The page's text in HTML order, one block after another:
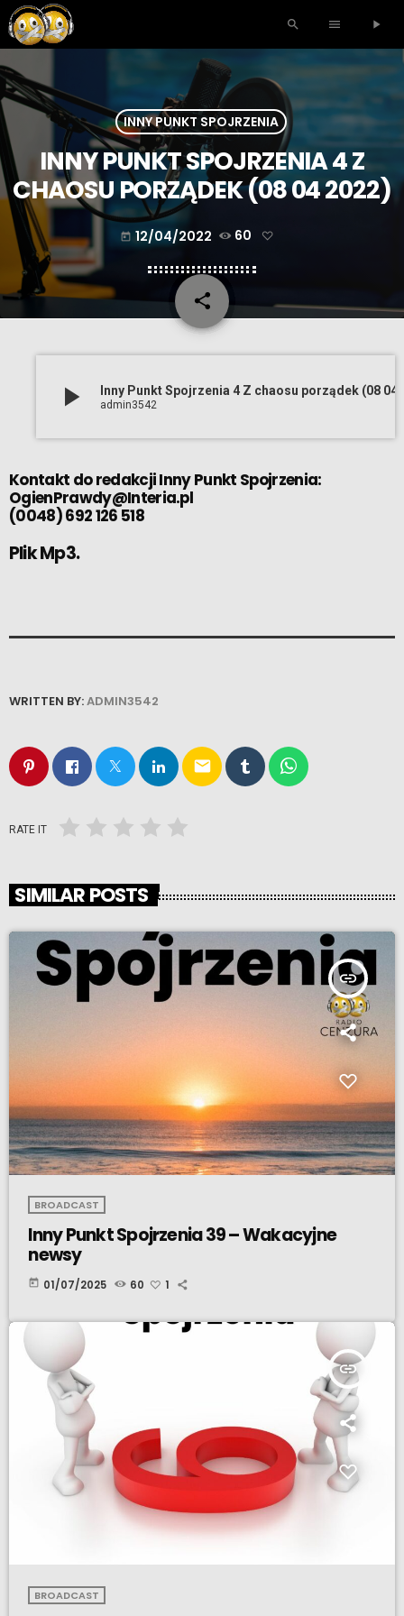
search menu play_arrow
INNY PUNKT SPOJRZENIA
INNY PUNKT SPOJRZENIA 4 Z
CHAOSU PORZĄDEK (08 04 2022)
today 12/04/2022 60
share
email
play_arrow admin3542
Kontakt do redakcji Inny Punkt Spojrzenia:
OgienPrawdy@Interia.pl
(0048) 692 126 518
Plik Mp3.
WRITTEN BY:ADMIN3542
email
RATE IT
SIMILAR POSTS
insert_link
BROADCAST
Inny Punkt Spojrzenia 39 – Wakacyjne
newsy
today 01/07/2025 60 1
insert_link
BROADCAST